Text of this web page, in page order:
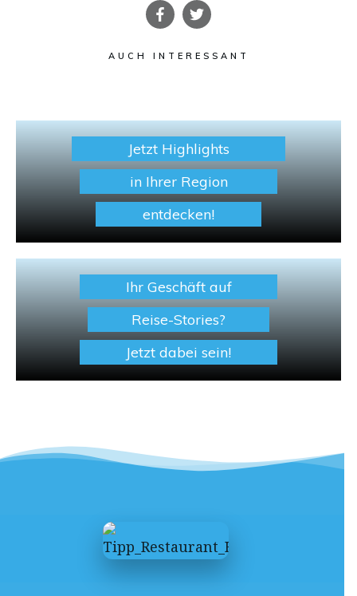
AUCH INTERESSANT
Jetzt Highlights
in Ihrer Region
entdecken!
Ihr Geschäft auf
Reise-Stories?
Jetzt dabei sein!